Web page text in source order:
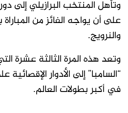
على أن يواجه الفائز من
والنرويج.
وتعد هذه المرة الثالثة عشرة
“السامبا” إلى الأدوار
في أكبر بطولات العالم.